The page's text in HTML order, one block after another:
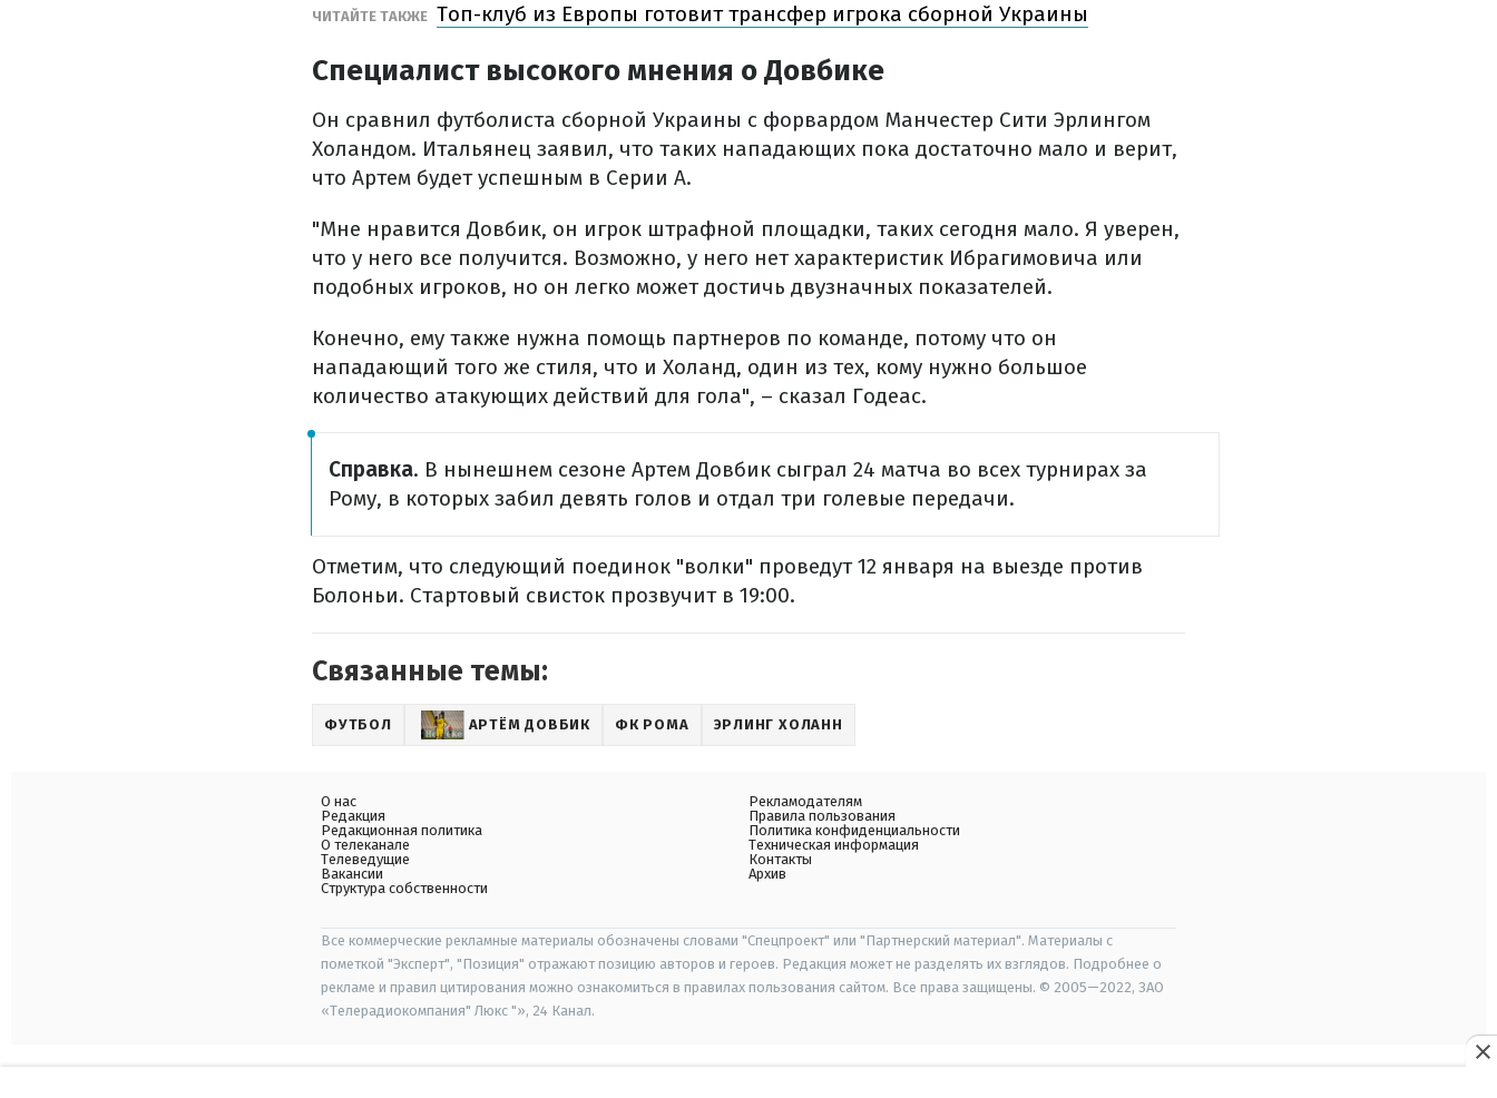
ЧИТАЙТЕ ТАКЖЕ Топ-клуб из Европы готовит трансфер игрока сборной Украины
Специалист высокого мнения о Довбике
Он сравнил футболиста сборной Украины с форвардом Манчестер Сити Эрлингом
Холандом. Итальянец заявил, что таких нападающих пока достаточно мало и верит,
что Артем будет успешным в Серии А.
"Мне нравится Довбик, он игрок штрафной площадки, таких сегодня мало. Я уверен,
что у него все получится. Возможно, у него нет характеристик Ибрагимовича или
подобных игроков, но он легко может достичь двузначных показателей.
Конечно, ему также нужна помощь партнеров по команде, потому что он
нападающий того же стиля, что и Холанд, один из тех, кому нужно большое
количество атакующих действий для гола", – сказал Годеас.
Справка. В нынешнем сезоне Артем Довбик сыграл 24 матча во всех турнирах за
Рому, в которых забил девять голов и отдал три голевые передачи.
Отметим, что следующий поединок "волки" проведут 12 января на выезде против
Болоньи. Стартовый свисток прозвучит в 19:00.
Связанные темы:
ФУТБОЛ АРТЁМ ДОВБИК ФК РОМА ЭРЛИНГ ХОЛАНН
О нас
Редакция
Редакционная политика
О телеканале
Телеведущие
Вакансии
Структура собственности
Рекламодателям
Правила пользования
Политика конфиденциальности
Техническая информация
Контакты
Архив
Все коммерческие рекламные материалы обозначены словами "Спецпроект" или "Партнерский материал". Материалы с
пометкой "Эксперт", "Позиция" отражают позицию авторов и героев. Редакция может не разделять их взглядов. Подробнее о
рекламе и правил цитирования можно ознакомиться в правилах пользования сайтом. Все права защищены. © 2005—2022, ЗАО
«Телерадиокомпания" Люкс "», 24 Канал.